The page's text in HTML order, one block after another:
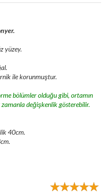
yüzey.
ile korunmuştur.
bölümler olduğu gibi, ortamın
değişkenlik gösterebilir.
40cm.